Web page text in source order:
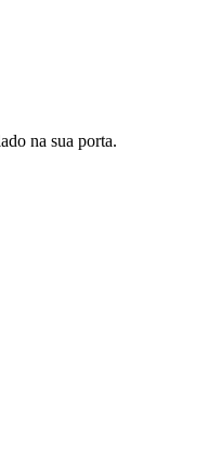
na sua porta.